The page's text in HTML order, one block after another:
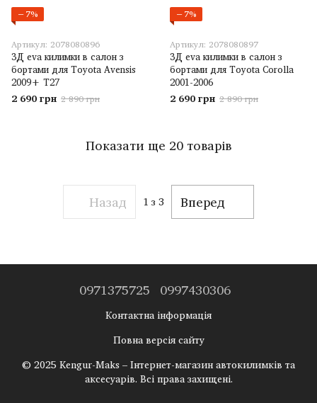
−7%
Артикул: 2078080896
3Д eva килимки в салон з
бортами для Toyota Avensis
2009+ T27
2 690 грн 2 890 грн
−7%
Артикул: 2078080897
3Д eva килимки в салон з
бортами для Toyota Corolla
2001-2006
2 690 грн 2 890 грн
Показати ще 20 товарів
Назад 1 з 3 Вперед
0971375725 0997430306
Контактна інформація
Повна версія сайту
© 2025 Kengur-Maks – Інтернет-магазин автокилимків та
аксесуарів. Всі права захищені.